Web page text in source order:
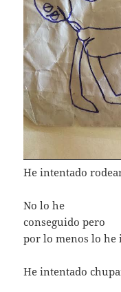
He intentado
No lo he
conseguido pero
por lo menos lo he
He intentado